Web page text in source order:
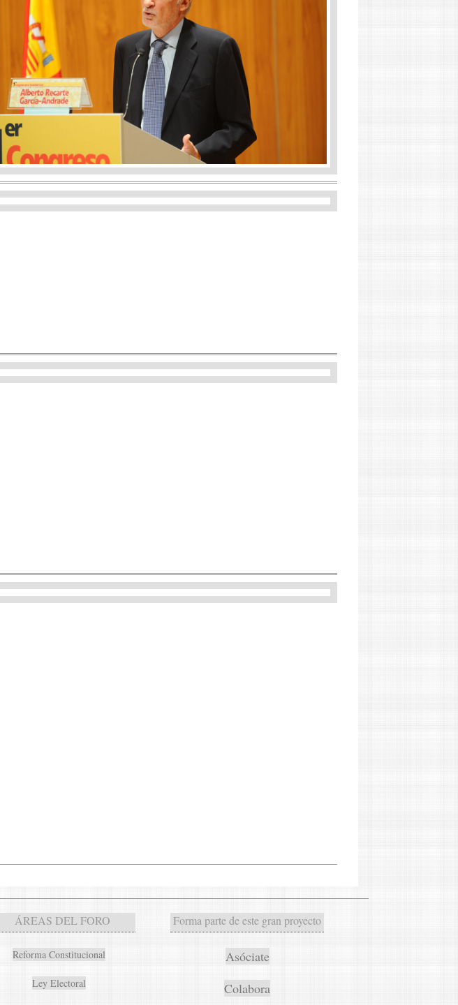
ÁREAS DEL FORO
Reforma Constitucional
Ley Electoral
Forma parte de este gran proyecto
Asóciate
Colabora